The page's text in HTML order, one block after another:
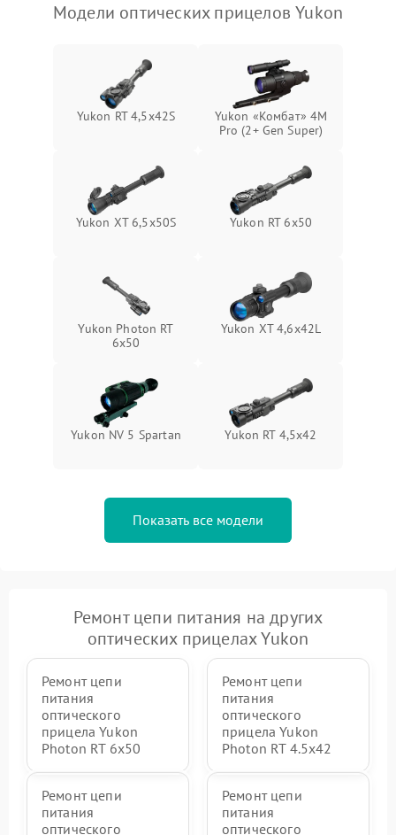
Модели оптических прицелов Yukon
Yukon RT 4,5х42S
Yukon «Комбат» 4M
Pro (2+ Gen Super)
Yukon XT 6,5x50S Yukon RT 6x50
Yukon Photon RT
6x50
Yukon XT 4,6x42L
Yukon NV 5 Spartan Yukon RT 4,5х42
Показать все модели
Ремонт цепи питания на других
оптических прицелах Yukon
Ремонт цепи
питания
оптического
прицела Yukon
Photon RT 6x50
Ремонт цепи
питания
оптического
прицела Yukon
Photon RT 4.5x42
Ремонт цепи
питания
оптического
Ремонт цепи
питания
оптического